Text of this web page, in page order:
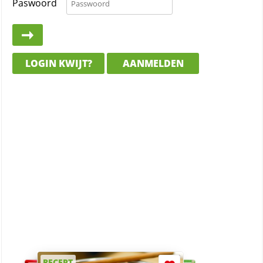
Paswoord
LOGIN KWIJT? AANMELDEN